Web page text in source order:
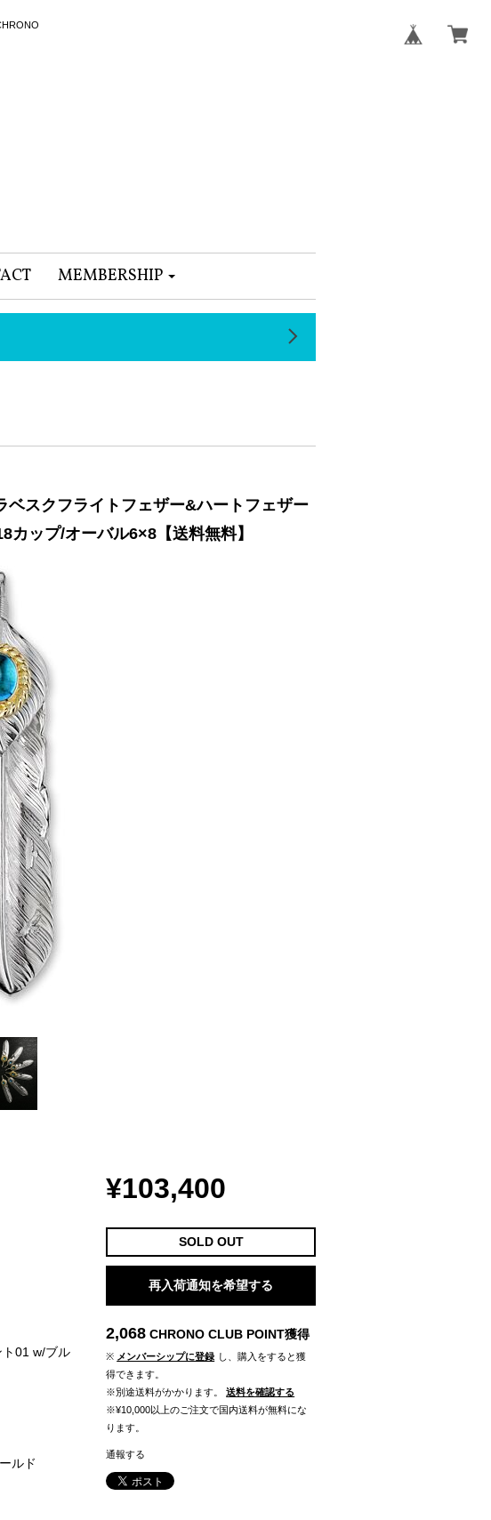
MEMBERSHIP
スクフライトフェザー&ハートフェザー
ップ/オーバル6×8【送料無料】
01 w/ブル
ルド
¥103,400
SOLD OUT
再入荷通知を希望する
2,068 CHRONO CLUB POINT獲得
※ メンバーシップに登録 し、購入をすると獲
得できます。
※別途送料がかかります。
送料を確認する
※¥10,000以上のご注文で国内送料が無料にな
ります。
通報する